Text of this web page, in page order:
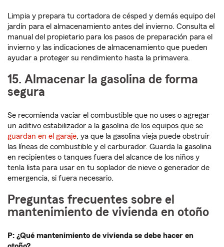
Limpia y prepara tu cortadora de césped y demás equipo del
jardín para el almacenamiento antes del invierno. Consulta el
manual del propietario para los pasos de preparación para el
invierno y las indicaciones de almacenamiento que pueden
ayudar a proteger su rendimiento hasta la primavera.
15. Almacenar la gasolina de forma
segura
Se recomienda vaciar el combustible que no uses o agregar
un aditivo estabilizador a la gasolina de los equipos que se
guardan en el garaje, ya que la gasolina vieja puede obstruir
las líneas de combustible y el carburador. Guarda la gasolina
en recipientes o tanques fuera del alcance de los niños y
tenla lista para usar en tu soplador de nieve o generador de
emergencia, si fuera necesario.
Preguntas frecuentes sobre el
mantenimiento de vivienda en otoño
P: ¿Qué mantenimiento de vivienda se debe hacer en